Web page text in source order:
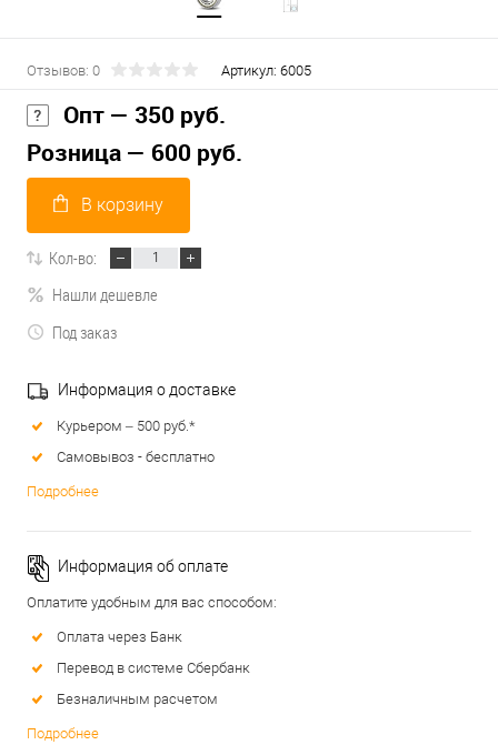
Отзывов: 0 Артикул: 6005
Опт — 350 руб.
Розница — 600 руб.
В корзину
Кол-во:
Нашли дешевле
Под заказ
Информация о доставке
Курьером – 500 руб.*
Самовывоз - бесплатно
Подробнее
Информация об оплате
Оплатите удобным для вас способом:
Оплата через Банк
Перевод в системе Сбербанк
Безналичным расчетом
Подробнее